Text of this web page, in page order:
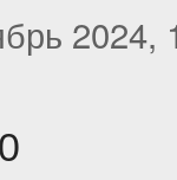
2024,